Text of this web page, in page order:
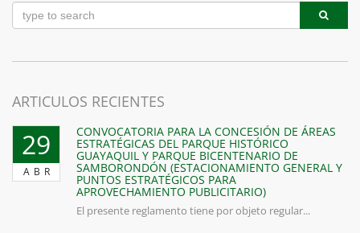
ARTICULOS RECIENTES
29
ABR
CONVOCATORIA PARA LA CONCESIÓN DE ÁREAS
ESTRATÉGICAS DEL PARQUE HISTÓRICO
GUAYAQUIL Y PARQUE BICENTENARIO DE
SAMBORONDÓN (ESTACIONAMIENTO GENERAL Y
PUNTOS ESTRATÉGICOS PARA
APROVECHAMIENTO PUBLICITARIO)
El presente reglamento tiene por objeto regular...